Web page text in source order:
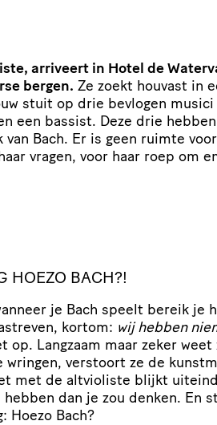
arriveert in Hotel de
bergen. Ze zoekt houvast in
stuit op drie bevlogen musici
een bassist. Deze drie hebben
van Bach. Er is geen ruimte
vragen, voor haar roep om
HOEZO BACH?!
je Bach speelt bereik je
kortom: wij hebben
op. Langzaam maar zeker weet
wringen, verstoort ze de
met de altvioliste blijkt
dan je zou denken. En
Hoezo Bach?